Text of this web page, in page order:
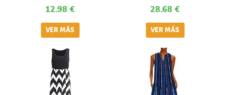
impresión Moda Playa
Cuello Redondo Vestidos
Cortos Suelto Vestido de
Noche Vacaciones Bohe
12.98 €
Vestido de Playa Tirantes
28.68 €